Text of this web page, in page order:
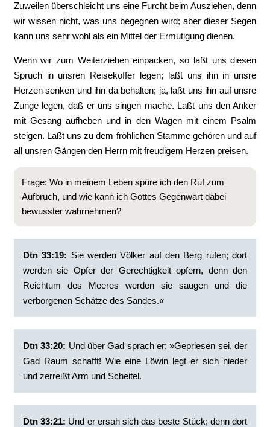
Zuweilen überschleicht uns eine Furcht beim Ausziehen, denn
wir wissen nicht, was uns begegnen wird; aber dieser Segen
kann uns sehr wohl als ein Mittel der Ermutigung dienen.
Wenn wir zum Weiterziehen einpacken, so laßt uns diesen
Spruch in unsren Reisekoffer legen; laßt uns ihn in unsre
Herzen senken und ihn da behalten; ja, laßt uns ihn auf unsre
Zunge legen, daß er uns singen mache. Laßt uns den Anker
mit Gesang aufheben und in den Wagen mit einem Psalm
steigen. Laßt uns zu dem fröhlichen Stamme gehören und auf
all unsren Gängen den Herrn mit freudigem Herzen preisen.
Frage: Wo in meinem Leben spüre ich den Ruf zum
Aufbruch, und wie kann ich Gottes Gegenwart dabei
bewusster wahrnehmen?
Dtn 33:19: ‭Sie werden Völker auf den Berg rufen; dort
werden sie Opfer der Gerechtigkeit opfern, denn den
Reichtum des Meeres werden sie saugen und die
verborgenen Schätze des Sandes.«
Dtn 33:20: ‭Und über Gad sprach er: »Gepriesen sei, der
Gad Raum schafft! Wie eine Löwin legt er sich nieder
und zerreißt Arm und Scheitel.
Dtn 33:21: ‭Und er ersah sich das beste Stück; denn dort